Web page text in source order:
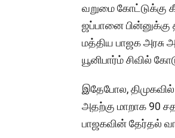
வறுமை கோட்டுக்கு
ஜப்பானை
மத்திய பாஜக அரசு
யூனிபார்ம் சிவில்
இதேபோல,
அதற்கு மாறாக 90
பாஜகவின் தேர்தல்